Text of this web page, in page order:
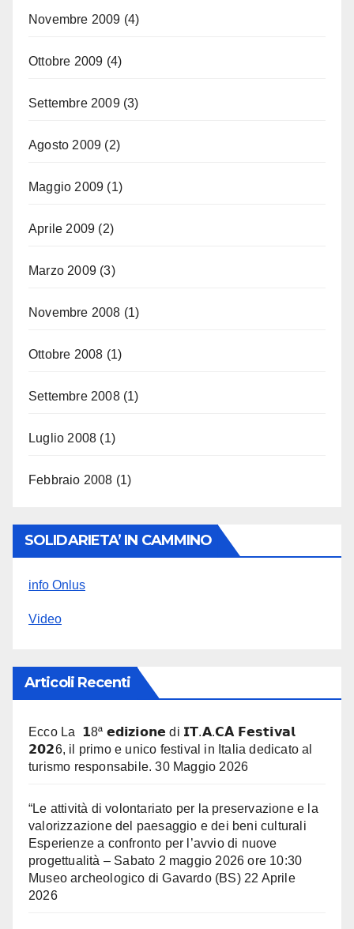
Novembre 2009 (4)
Ottobre 2009 (4)
Settembre 2009(3)
Agosto 2009 (2)
Maggio 2009 (1)
Aprile 2009 (2)
Marzo 2009 (3)
Novembre 2008 (1)
Ottobre 2008 (1)
Settembre 2008(1)
Luglio 2008 (1)
Febbraio 2008 (1)
SOLIDARIETA’ IN CAMMINO
info Onlus
Video
Articoli Recenti
Ecco La 𝟭8ª 𝗲𝗱𝗶𝘇𝗶𝗼𝗻𝗲 di 𝗜𝗧.𝗔.𝗖𝗔̀ 𝗙𝗲𝘀𝘁𝗶𝘃𝗮𝗹
𝟮𝟬𝟮6, il primo e unico festival in Italia dedicato al
turismo responsabile. 30 Maggio 2026
“Le attività di volontariato per la preservazione e la
valorizzazione del paesaggio e dei beni culturali
Esperienze a confronto per l’avvio di nuove
progettualità – Sabato 2 maggio 2026 ore 10:30
Museo archeologico di Gavardo (BS) 22 Aprile
2026